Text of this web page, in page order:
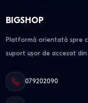
BIGSHOP
Platformă orientată spre
suport ușor de accesat
079202090